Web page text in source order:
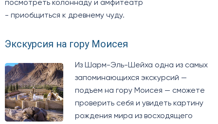
посмотреть колоннаду и амфитеатр
- приобщиться к древнему чуду.
Экскурсия на гору Моисея
Из Шарм-Эль-Шейха одна из самых
запоминающихся экскурсий —
подъем на гору Моисея — сможете
проверить себя и увидеть картину
рождения мира из восходящего